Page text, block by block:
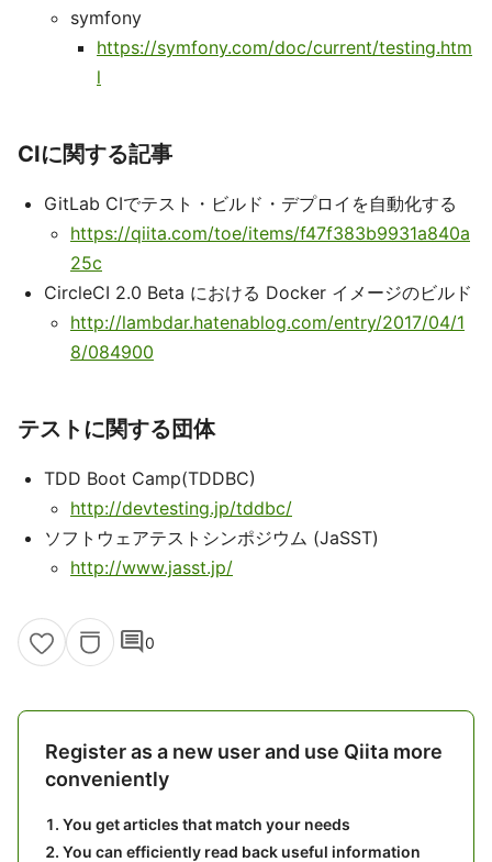
symfony
https://symfony.com/doc/current/testing.htm
l
CIに関する記事
GitLab CIでテスト・ビルド・デプロイを自動化する
https://qiita.com/toe/items/f47f383b9931a840a
25c
CircleCI 2.0 Beta における Docker イメージのビルド
http://lambdar.hatenablog.com/entry/2017/04/1
8/084900
テストに関する団体
TDD Boot Camp(TDDBC)
http://devtesting.jp/tddbc/
ソフトウェアテストシンポジウム (JaSST)
http://www.jasst.jp/
comment0
Register as a new user and use Qiita more
conveniently
You get articles that match your needs
You can efficiently read back useful information